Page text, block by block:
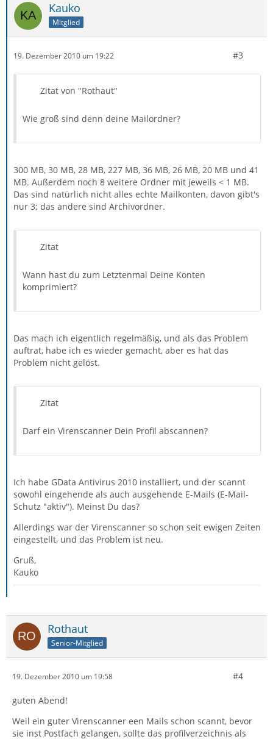
Kauko
Mitglied
19. Dezember 2010 um 19:22 #3
Zitat von "Rothaut"
Wie groß sind denn deine Mailordner?
300 MB, 30 MB, 28 MB, 227 MB, 36 MB, 26 MB, 20 MB und 41
MB. Außerdem noch 8 weitere Ordner mit jeweils < 1 MB.
Das sind natürlich nicht alles echte Mailkonten, davon gibt's
nur 3; das andere sind Archivordner.
Zitat
Wann hast du zum Letztenmal Deine Konten
komprimiert?
Das mach ich eigentlich regelmäßig, und als das Problem
auftrat, habe ich es wieder gemacht, aber es hat das
Problem nicht gelöst.
Zitat
Darf ein Virenscanner Dein Profil abscannen?
Ich habe GData Antivirus 2010 installiert, und der scannt
sowohl eingehende als auch ausgehende E-Mails (E-Mail-
Schutz "aktiv"). Meinst Du das?
Allerdings war der Virenscanner so schon seit ewigen Zeiten
eingestellt, und das Problem ist neu.
Gruß,
Kauko
Rothaut
Senior-Mitglied
19. Dezember 2010 um 19:58 #4
guten Abend!
Weil ein guter Virenscanner een Mails schon scannt, bevor
sie inst Postfach gelangen, sollte das profilverzeichnis als